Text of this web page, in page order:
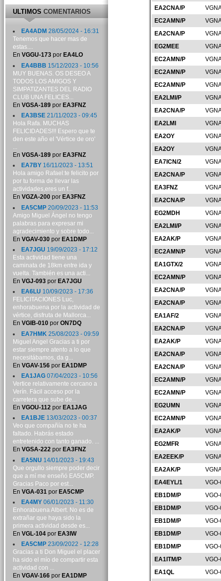
EA2CNA/P
EC2AMN/P
EA2CNA/P
EG2MEE
EC2AMN/P
EC2AMN/P
EC2AMN/P
EA2LMI/P
EA2CNA/P
EA2LMI
EA2OY
EA2OY
EA7ICN/2
EA2CNA/P
EA3FNZ
EA2CNA/P
EG2MDH
EA2LMI/P
EA2AK/P
EC2AMN/P
EA1GTX/2
EC2AMN/P
EA2CNA/P
EA2CNA/P
EA1AF/2
EA2CNA/P
EA2AK/P
EA2CNA/P
EA2CNA/P
EC2AMN/P
EC2AMN/P
EG2UMN
EC2AMN/P
EA2AK/P
EG2MFR
EA2EEK/P
EA2AK/P
EA4EYL/1
EB1DM/P
EB1DM/P
EB1DM/P
EB1DM/P
EB1DM/P
EA1ITM/P
EA1QL
ULTIMOSCOMENTARIOS
EA4ADM 28/05/2024 - 16:31
Tenemos que hacer mas de
estas....
En VGGU-173por EA4LO
EA4BBB 15/12/2023 - 10:56
MUY BUENAS. OS DESEO A
TODOS LOS AMIGOS Y
SIMPATIZANTES DEL RADIO
CLUB UNA FELICES...
En VGSA-189por EA3FNZ
EA3BSE21/11/2023 - 09:45
Hola Rafa. MUCHAS
FELICIDADES!!! Espero que te
den este año el 'Vértice de oro'
...
En VGSA-189por EA3FNZ
EA7BY16/11/2023 - 13:51
Hola amigo Rafael:te felicito por
por tu forma de llevar las
actividades,eres un f...
En VGZA-200por EA3FNZ
EA5CMP20/09/2023 - 11:53
Amigo Miguel Ángel no tengo
palabras para expresar mi
agradecimiento y sobre todo...
En VGAV-030por EA1DMP
EA7JGU 19/09/2023 - 17:12
Esta actividad tiene una
caminata de 18km entre ida y
vuelta. También es una acti...
En VGJ-093por EA7JGU
EA6LU 10/09/2023 - 17:36
FELICITACIONES Luc,
enhorabuena por la actividad de
vértice, disfruta de Mallorca...
En VGIB-010por ON7DQ
EA7HMK 25/08/2023 - 09:59
Miguel Angel Gracias a ti por
estar siempre atento a lo que
necesitábamos, da g...
En VGAV-156por EA1DMP
EA1JAG07/04/2023 - 10:56
Vertice relativamente cercano a
Verín. Fácil acceso por la
carretera que sube de...
En VGOU-112por EA1JAG
EA1BJE13/03/2023 - 00:37
Veo que compañía no te ha
faltado. Habrás estado
entretenido con tanto ganado. ...
En VGSA-222por EA3FNZ
EA5NU 14/01/2023 - 19:43
Que orgullo siempre poder decir
que a mí me enseñó EA5CMP.
Gracias Paco por est...
En VGA-031 por EA5CMP
EA4MY06/01/2023 - 11:30
Enhorabuena Albert. No es de
extrañar que haya sido la
primera actividad desde es...
En VGL-104por EA3IW
EA5CMP23/09/2022 - 12:28
Gracias a ti Don Miguel el placer
ha sido el mío de compartir esta
actividad con ...
En VGAV-166por EA1DMP